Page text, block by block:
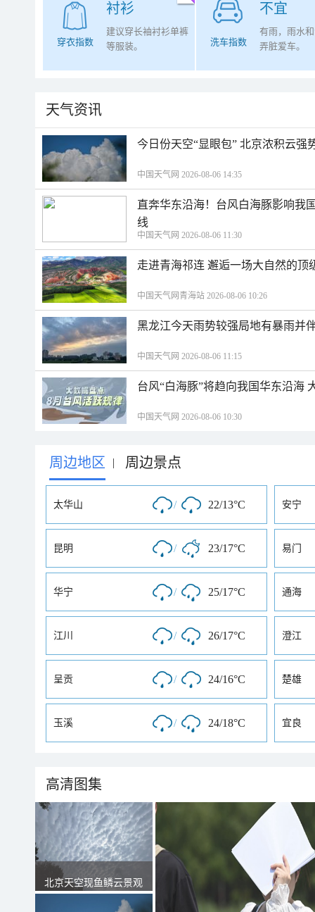
衬衫
穿衣指数
建议穿长袖衬衫单裤
等服装。
不宜
洗车指数
有雨，雨水
弄脏爱车。
天气资讯
今日份天空“显眼包” 北京浓积云强
中国天气网 2026-08-06 14:35
直奔华东沿海！台风白海豚影响我
线
中国天气网 2026-08-06 11:30
走进青海祁连 邂逅一场大自然的顶
中国天气网青海站 2026-08-06 10:26
黑龙江今天雨势较强局地有暴雨并
中国天气网 2026-08-06 11:15
台风“白海豚”将趋向我国华东沿海
中国天气网 2026-08-06 10:30
周边地区 | 周边景点
太华山 / 22/13°C 安宁
昆明 / 23/17°C 易门
华宁 / 25/17°C 通海
江川 / 26/17°C 澄江
呈贡 / 24/16°C 楚雄
玉溪 / 24/18°C 宜良
高清图集
北京天空现鱼鳞云景观